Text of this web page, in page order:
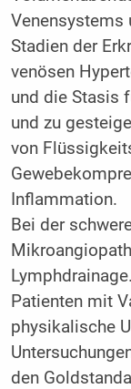
Venensystems
Stadien der
venösen
und die Stasis
und zu
von
Inflammation.
Bei der
Patienten mit
physikalische
den